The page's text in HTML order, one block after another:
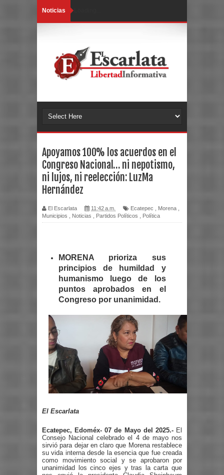
Noticias
Apoyamos 100% los acuerdos en el
Congreso Nacional… ni nepotismo,
ni lujos, ni reelección: LuzMa
Hernández
El Escarlata 11:42 a.m. Ecatepec Morena
Municipios
Noticias Partidos Políticos Política
MORENA prioriza sus
principios de humildad y
humanismo luego de los
puntos aprobados en el
Congreso por unanimidad.
El Escarlata
Ecatepec, Edoméx- 07 de Mayo del 2025.-El
Consejo Nacional celebrado el 4 de mayo nos
sirvió para dejar en claro que Morena restablece
su vida interna desde la esencia que fue creada
como movimiento social y se aprobaron por
unanimidad los cinco ejes y tras la carta que